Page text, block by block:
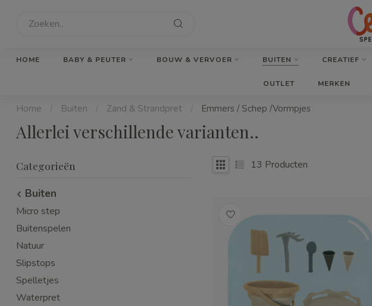
HOME BABY & PEUTER BOUW & VERVOER BUITEN CREATIEF
OUTLET MERKEN
Home / Buiten / Zand & Strandpret / Emmers / Schep /Vormpjes
Allerlei verschillende varianten..
Categorieën
Buiten
Micro step
Buitenspelen
Natuur
Slipstops
Spelletjes
Waterpret
13 Producten